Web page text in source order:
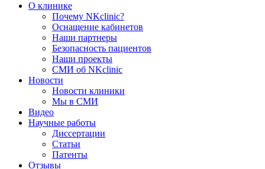
О клинике
Почему NKclinic?
Оснащение кабинетов
Наши партнеры
Безопасность пациентов
Наши проекты
СМИ об NKclinic
Новости
Новости клиники
Мы в СМИ
Видео
Научные работы
Диссертации
Статьи
Патенты
Отзывы